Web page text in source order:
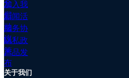
户
案
例
文
档
属
数据库 DevOps - 数据库
for MySQL 提供支持
数据库 DevOps 的如下多个功能
MySQL ：敏感数据、SQL 窗口
与发布、数据导入导出、SQL
库表分组（批量变更、批量查询
介
加入我
们
新闻活
动
服务协
议
隐私政
策
产品发
布
关于我们